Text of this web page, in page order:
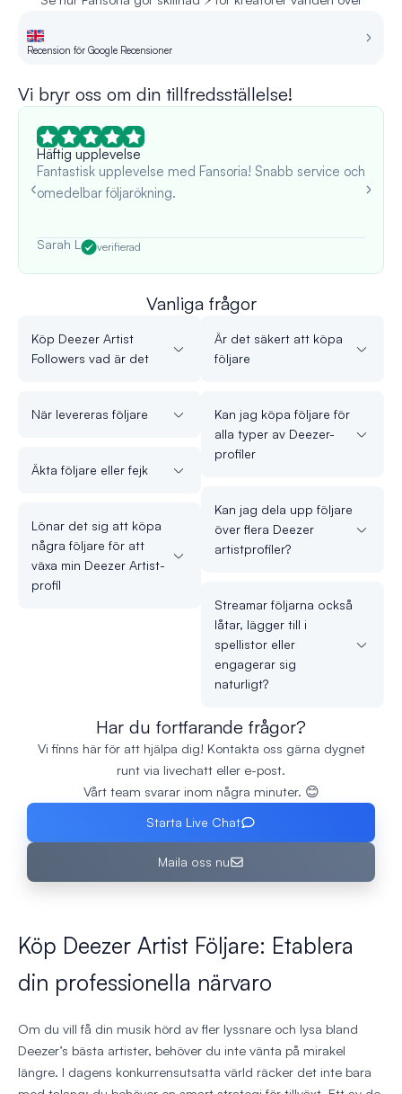
Recension för Google Recensioner
Vi bryr oss om din tillfredsställelse!
Häftig upplevelse
Fantastisk upplevelse med Fansoria! Snabb service och
omedelbar följarökning.
Sarah L verifierad
Vanliga frågor
Köp Deezer Artist
Followers vad är det
När levereras följare
Äkta följare eller fejk
Lönar det sig att köpa
några följare för att
växa min Deezer Artist-
profil
Är det säkert att köpa
följare
Kan jag köpa följare för
alla typer av Deezer-
profiler
Kan jag dela upp följare
över flera Deezer
artistprofiler?
Streamar följarna också
låtar, lägger till i
spellistor eller
engagerar sig
naturligt?
Har du fortfarande frågor?
Vi finns här för att hjälpa dig! Kontakta oss gärna dygnet
runt via livechatt eller e-post.
Vårt team svarar inom några minuter. 😊
Starta Live Chat
Maila oss nu
Köp Deezer Artist Följare: Etablera
din professionella närvaro
Om du vill få din musik hörd av fler lyssnare och lysa bland
Deezer’s bästa artister, behöver du inte vänta på mirakel
längre. I dagens konkurrensutsatta värld räcker det inte bara